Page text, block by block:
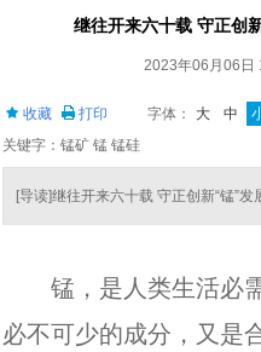
继往开来六十载 守正创
2023年06月06日
收藏 打印 字体： 大 中
关键字：锰矿 锰 锰硅
[导读]继往开来六十载 守正创新“锰”
锰，是人类生活必
必不可少的成分，又是